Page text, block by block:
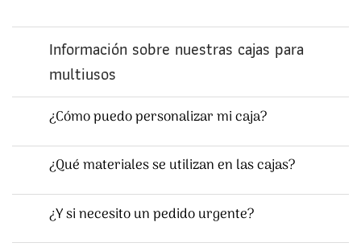
Información sobre nuestras cajas para
multiusos
¿Cómo puedo personalizar mi caja?
¿Qué materiales se utilizan en las cajas?
¿Y si necesito un pedido urgente?